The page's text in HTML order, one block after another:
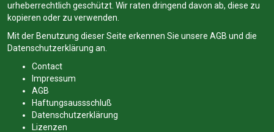
urheberrechtlich geschützt. Wir raten dringend davon ab, diese zu
kopieren oder zu verwenden.
Mit der Benutzung dieser Seite erkennen Sie unsere AGB und die
Datenschutzerklärung an.
Contact
Impressum
AGB
Haftungsaussschluß
Datenschutzerklärung
Lizenzen